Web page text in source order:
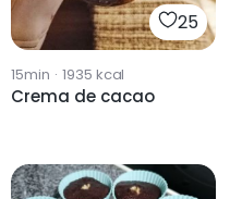
25
15min · 1935 kcal
Crema de cacao